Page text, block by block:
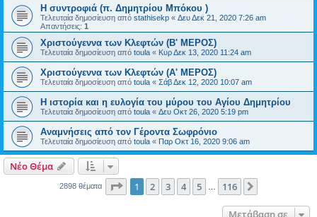
Η συντροφιά (π. Δημητρίου Μπόκου )
Τελευταία δημοσίευση από stathisekp « Δευ Δεκ 21, 2020 7:26 am
Απαντήσεις: 1
Χριστούγεννα των Kλεφτών (B' ΜΕΡΟΣ)
Τελευταία δημοσίευση από toula « Κυρ Δεκ 13, 2020 11:24 am
Χριστούγεννα των Kλεφτών (Α' ΜΕΡΟΣ)
Τελευταία δημοσίευση από toula « Σάβ Δεκ 12, 2020 10:07 am
Η ιστορία και η ευλογία του μύρου του Αγίου Δημητρίου
Τελευταία δημοσίευση από toula « Δευ Οκτ 26, 2020 5:19 pm
Αναμνήσεις από τον Γέροντα Σωφρόνιο
Τελευταία δημοσίευση από toula « Παρ Οκτ 16, 2020 9:06 am
Νέο Θέμα
2898 θέματα Σελίδα από116
1 2 3 4 5 116
Μετάβαση σε